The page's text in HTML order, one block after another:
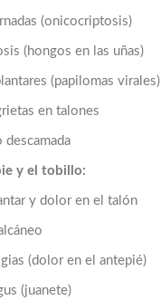
(onicocriptosis)
(hongos en las uñas)
(papilomas virales)
en talones
descamada
y el tobillo:
y dolor en el talón
(dolor en el antepié)
(juanete)